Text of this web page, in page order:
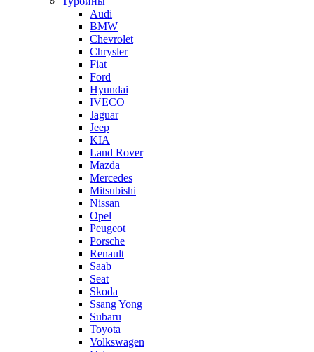
Audi
BMW
Chevrolet
Chrysler
Fiat
Ford
Hyundai
IVECO
Jaguar
Jeep
KIA
Land Rover
Mazda
Mercedes
Mitsubishi
Nissan
Opel
Peugeot
Porsche
Renault
Saab
Seat
Skoda
Ssang Yong
Subaru
Toyota
Volkswagen